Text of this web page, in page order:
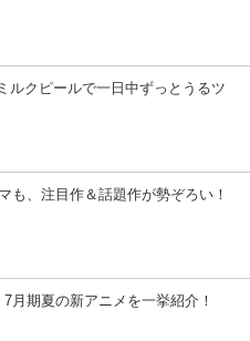
ルクピールで一日中ずっとうるツ
も、注目作＆話題作が勢ぞろい！
7月期夏の新アニメを一挙紹介！